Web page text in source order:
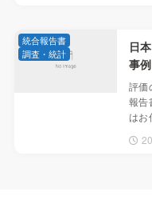
日
事
評価
報告
は
統合報告書
調査・統計